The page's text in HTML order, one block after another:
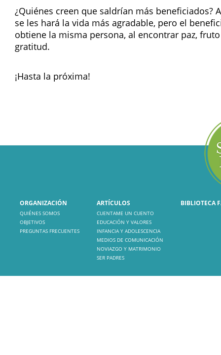
¿Quiénes creen que saldrían más beneficiados?
se les hará la vida más agradable, pero el
obtiene la misma persona, al encontrar paz,
gratitud.
¡Hasta la próxima!
ORGANIZACIÓN
QUIÉNES SOMOS
OBJETIVOS
PREGUNTAS FRECUENTES
ARTÍCULOS
CUENTAME UN CUENTO
EDUCACIÓN Y VALORES
INFANCIA Y ADOLESCENCIA
MEDIOS DE COMUNICACIÓN
NOVIAZGO Y MATRIMONIO
SER PADRES
BIBLIOTECA